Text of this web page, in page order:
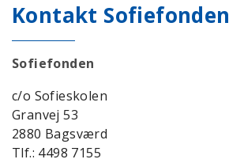
Kontakt Sofiefonden
Sofiefonden
c/o Sofieskolen
Granvej 53
2880 Bagsværd
Tlf.: 4498 7155